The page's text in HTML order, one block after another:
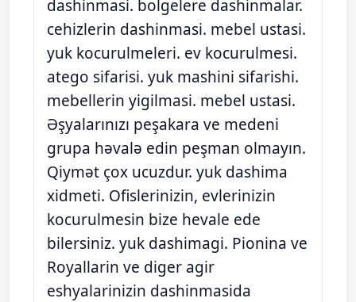
dashinmasi. bolgelere dashinmalar.
cehizlerin dashinmasi. mebel ustasi.
yuk kocurulmeleri. ev kocurulmesi.
atego sifarisi. yuk mashini sifarishi.
mebellerin yigilmasi. mebel ustasi.
Əşyalarınızı peşakara ve medeni
grupa həvalə edin peşman olmayın.
Qiymət çox ucuzdur. yuk dashima
xidmeti. Ofislerinizin, evlerinizin
kocurulmesin bize hevale ede
bilersiniz. yuk dashimagi. Pionina ve
Royallarin ve diger agir
eshyalarinizin dashinmasida